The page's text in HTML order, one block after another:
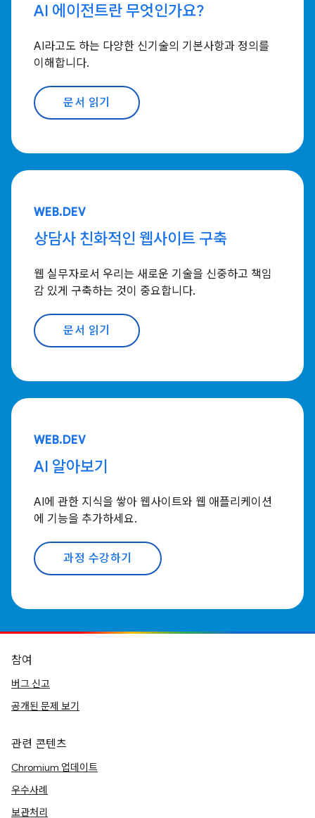
AI 에이전트란 무엇인가요?
AI라고도 하는 다양한 신기술의 기본사항과 정의를
이해합니다.
문서 읽기
WEB.DEV
상담사 친화적인 웹사이트 구축
웹 실무자로서 우리는 새로운 기술을 신중하고 책임
감 있게 구축하는 것이 중요합니다.
문서 읽기
WEB.DEV
AI 알아보기
AI에 관한 지식을 쌓아 웹사이트와 웹 애플리케이션
에 기능을 추가하세요.
과정 수강하기
참여
버그 신고
공개된 문제 보기
관련 콘텐츠
Chromium 업데이트
우수사례
보관처리